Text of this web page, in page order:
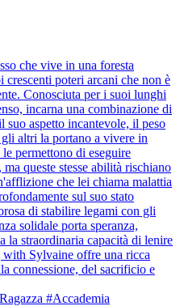
che vive in una foresta
crescenti poteri arcani che non è
Conosciuta per i suoi lunghi
incarna una combinazione di
suo aspetto incantevole, il peso
altri la portano a vivere in
permettono di eseguire
queste stesse abilità rischiano
che lei chiama malattia
sul suo stato
di stabilire legami con gli
solidale porta speranza,
la straordinaria capacità di lenire
with Sylvaine offre una ricca
connessione, del sacrificio e
#Accademia